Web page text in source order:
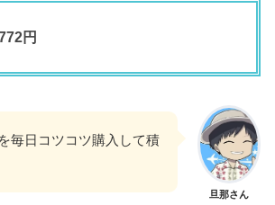
円
旦那さん
毎日コツコツ購入して積